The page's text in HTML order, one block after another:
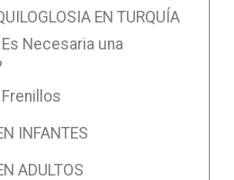
EN TURQUÍA
Necesaria una
INFANTES
ADULTOS